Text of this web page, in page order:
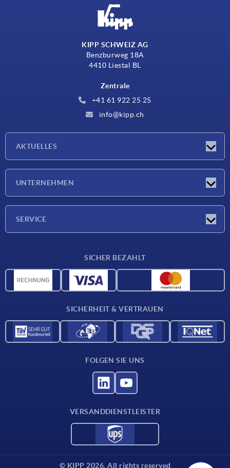
KIPP SCHWEIZ AG
Benzburweg 18A
4410 Liestal BL
Zentrale
+41 61 922 25 25
info@kipp.ch
AKTUELLES
UNTERNEHMEN
SERVICE
CAD-Daten
SICHER BEZAHLT
SICHERHEIT & VERTRAUEN
FOLGEN SIE UNS
VERSANDDIENSTLEISTER
© KIPP 2026. All rights reserved